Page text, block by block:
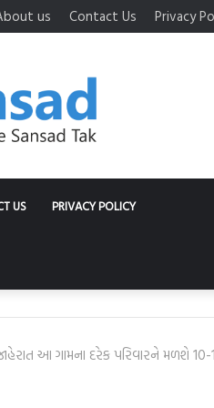
us Contact Us Privacy
US PRIVACY POLICY
આ ગામના દરેક પરિવારને મળશે